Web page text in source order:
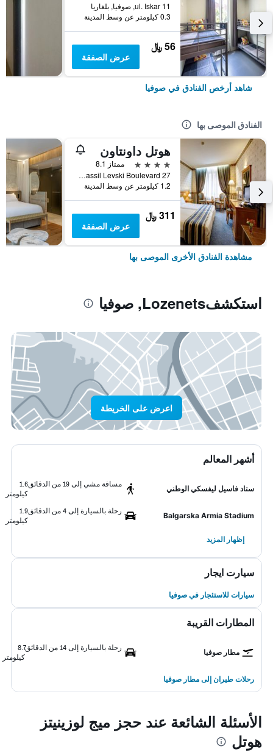
11 ul. Iskar, صوفيا, بلغاريا
0.3 كيلومتر عن وسط المدينة
56 ﷼
عرض الصفقة
شاهد أرخص الفنادق في صوفيا
الفنادق الموصى بها
هوتل داونتاون
4 نجوم
ممتاز 8.1
27 Vassil Levski Boulevard, صوفيا, بلغاريا
1.2 كيلومتر عن وسط المدينة
311 ﷼
عرض الصفقة
مشاهدة الفنادق الأخرى الموصى بها
استكشفLozenets, صوفيا
اعرض على الخريطة
أشهر المعالم
ستاد فاسيل ليفسكي الوطني
مسافة مشي إلى 19 من الدقائق
1.6
كيلومتر
Balgarska Armia Stadium
رحلة بالسيارة إلى 4 من الدقائق
1.9
كيلومتر
إظهار المزيد
سيارت ايجار
سيارات للاستئجار في صوفيا
المطارات القريبة
مطار صوفيا
رحلة بالسيارة إلى 14 من الدقائق
8.7
كيلومتر
رحلات طيران إلى مطار صوفيا
الأسئلة الشائعة عند حجز ميج لوزينيتز
هوتل